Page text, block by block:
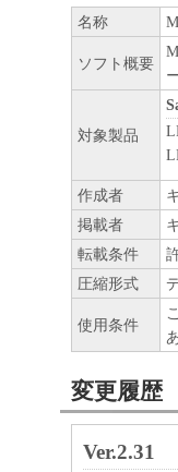
実行する
非独占的
た「指定
ュータ
「本ソフ
を遵守さ
を条件と
(2) お客
するため
部、複製
ヤノンの
と黙示た
るいは許
名称
ソフト概要
対象製品
作成者
掲載者
転載条件
圧縮形式
使用条件
変更履歴
Ver.2.31